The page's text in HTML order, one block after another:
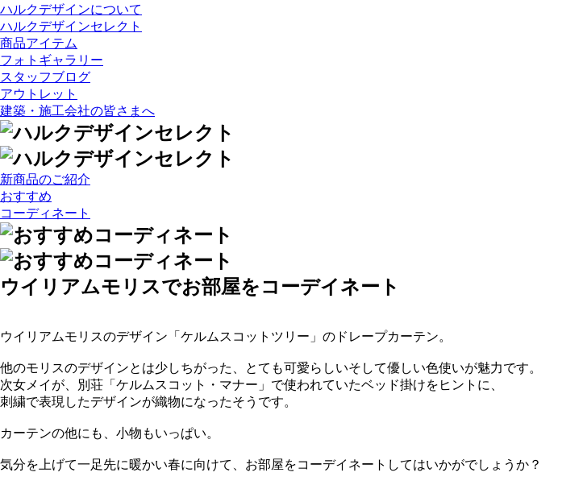
ハルクデザインについて
ハルクデザインセレクト
商品アイテム
フォトギャラリー
スタッフブログ
アウトレット
建築・施工会社の皆さまへ
新商品のご紹介
おすすめ
コーディネート
ウイリアムモリスでお部屋をコーデイネート
ウイリアムモリスのデザイン「ケルムスコットツリー」のドレープカーテン。
他のモリスのデザインとは少しちがった、とても可愛らしいそして優しい色使いが魅力です。
次女メイが、別荘「ケルムスコット・マナー」で使われていたベッド掛けをヒントに、
刺繍で表現したデザインが織物になったそうです。
カーテンの他にも、小物もいっぱい。
気分を上げて一足先に暖かい春に向けて、お部屋をコーデイネートしてはいかがでしょうか？